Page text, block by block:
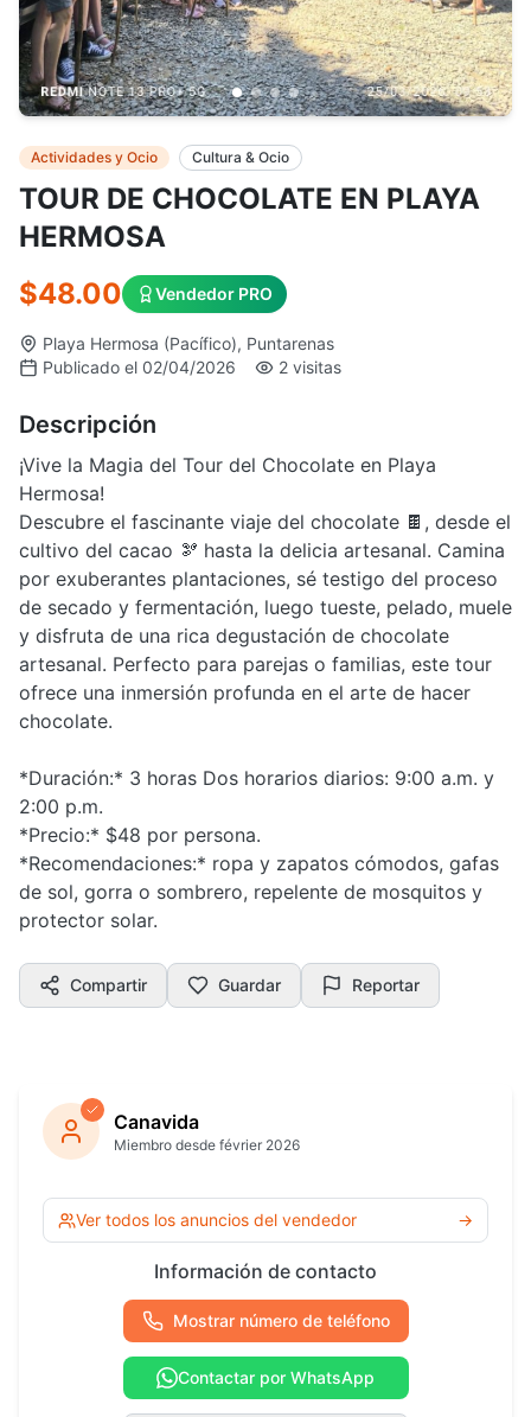
TOUR DE CHOCOLATE EN PLAYA
HERMOSA
Actividades y Ocio Cultura & Ocio
$48.00 Vendedor PRO
Playa Hermosa (Pacífico), Puntarenas
Publicado el 02/04/2026
2 visitas
Descripción
¡Vive la Magia del Tour del Chocolate en Playa
Hermosa!
Descubre el fascinante viaje del chocolate 🍫, desde el
cultivo del cacao 🫘 hasta la delicia artesanal. Camina
por exuberantes plantaciones, sé testigo del proceso
de secado y fermentación, luego tueste, pelado, muele
y disfruta de una rica degustación de chocolate
artesanal. Perfecto para parejas o familias, este tour
ofrece una inmersión profunda en el arte de hacer
chocolate.
*Duración:* 3 horas Dos horarios diarios: 9:00 a.m. y
2:00 p.m.
*Precio:* $48 por persona.
*Recomendaciones:* ropa y zapatos cómodos, gafas
de sol, gorra o sombrero, repelente de mosquitos y
protector solar.
Compartir Guardar Reportar
Canavida
Miembro desde février 2026
Ver todos los anuncios del vendedor →
Información de contacto
Mostrar número de teléfono
Contactar por WhatsApp